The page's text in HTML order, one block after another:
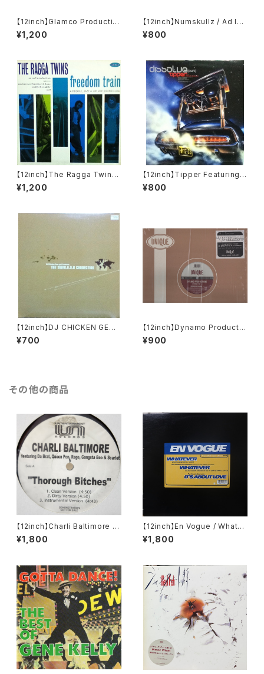
【12inch】Glamco Productio
ns Presents Jon Shaft / Ai
n't Really Down / Idealism
¥1,200
【12inch】Numskullz / Ad Infi
nitum
¥800
【12inch】The Ragga Twins /
Freedom Train
¥1,200
【12inch】Tipper Featuring
Deborah Anderson / Dissol
ve (Out)
¥800
【12inch】DJ CHICKEN GEOR
GE / SWED.U.S.H CONNEC
TION
¥700
【12inch】Dynamo Productio
ns / Steppin' It Up
¥900
その他の商品
【12inch】Charli Baltimore /
Thorough Bitches / Everyb
ody Wanna Know
¥1,800
【12inch】En Vogue / Whatev
er (The Tumblin' Dice Rem
ixes)
¥1,800